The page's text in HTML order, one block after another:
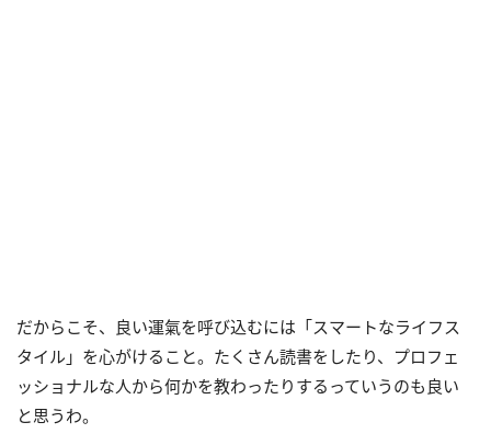
だからこそ、良い運氣を呼び込むには「スマートなライフス
タイル」を心がけること。たくさん読書をしたり、プロフェ
ッショナルな人から何かを教わったりするっていうのも良い
と思うわ。